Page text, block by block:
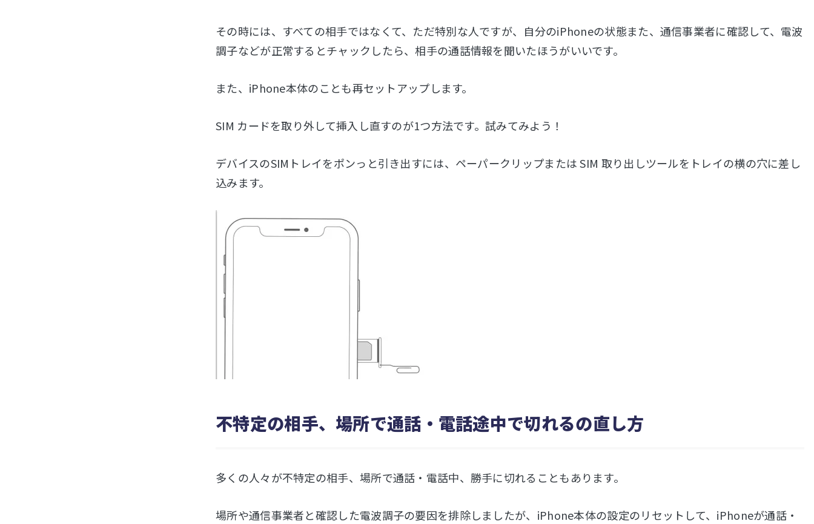
その時には、すべての相手ではなくて、ただ特別な人ですが、自分のiPhoneの状態また、通信事業者に確認して、電波
調子などが正常するとチャックしたら、相手の通話情報を聞いたほうがいいです。
また、iPhone本体のことも再セットアップします。
SIM カードを取り外して挿入し直すのが1つ方法です。試みてみよう！
デバイスのSIMトレイをポンっと引き出すには、ペーパークリップまたは SIM 取り出しツールをトレイの横の穴に差し
込みます。
不特定の相手、場所で通話・電話途中で切れるの直し方
多くの人々が不特定の相手、場所で通話・電話中、勝手に切れることもあります。
場所や通信事業者と確認した電波調子の要因を排除しましたが、iPhone本体の設定のリセットして、iPhoneが通話・